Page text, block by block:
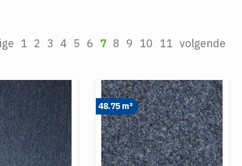
1 2 3 4 5 6 7 8 9 10 11 volgende
48.75 m²